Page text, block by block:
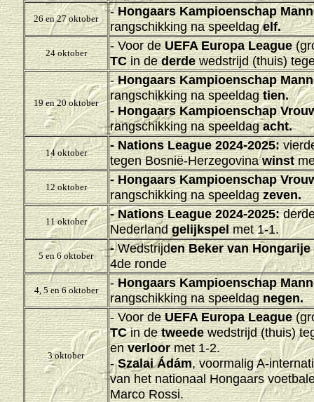
26 en 27 oktober
-Hongaars Kampioenschap
rangschikking na speeldagelf.
24 oktober
- Voor deUEFA Europa League
TCin dederdewedstrijd (thuis)
19 en 20 oktober
-Hongaars Kampioenschap
rangschikking na speeldagtien.
-Hongaars Kampioenschap
rangschikking na speeldagacht.
14 oktober
-Nations League 2024-2025:
tegen Bosnië-Herzegovinawinst
12 oktober
-Hongaars Kampioenschap
rangschikking na speeldagzeven.
11 oktober
-Nations League 2024-2025:
Nederlandgelijkspelmet 1-1.
5 en 6 oktober
-Wedstrijden Beker van Hongarije
4de ronde
4, 5 en 6 oktober
-Hongaars Kampioenschap
rangschikking na speeldagnegen.
3 oktober
- Voor deUEFA Europa League
TCin detweedewedstrijd (thuis)
enverloormet 1-2.
-Szalai Ádám, voormalig A-
van het nationaal Hongaars
Marco Rossi.